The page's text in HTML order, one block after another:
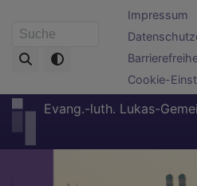
zum
Suche
Impressum
Cookie-
Evang.-luth. Lukas-